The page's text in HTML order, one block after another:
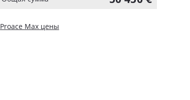
Proace Max цены